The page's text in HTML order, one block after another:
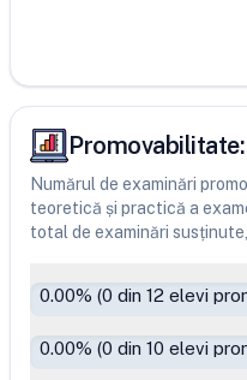
Promovabilitate:
Numărul de examinări
teoretică și practică a
total de examinări
0.00% (0 din 12 elevi
0.00% (0 din 10 elevi